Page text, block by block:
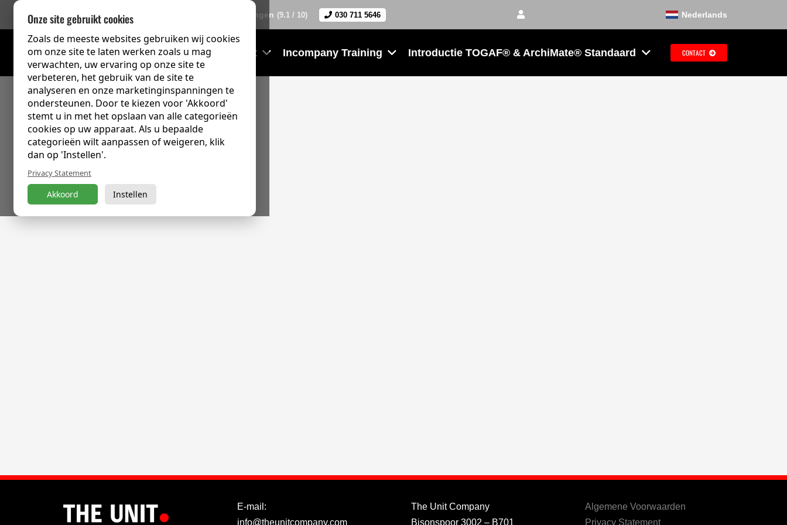
756 Beoordelingen (9.1 / 10) 030 711 5646 Nederlands
Trainingsoverzicht Incompany Training Introductie TOGAF® & ArchiMate® Standaard CONTACT
E-mail:
info@theunitcompany.com
The Unit Company
Bisonspoor 3002 – B701
Algemene Voorwaarden
Privacy Statement
Onze site gebruikt cookies
Zoals de meeste websites gebruiken wij cookies
om onze site te laten werken zoals u mag
verwachten, uw ervaring op onze site te
verbeteren, het gebruik van de site te
analyseren en onze marketinginspanningen te
ondersteunen. Door te kiezen voor 'Akkoord'
stemt u in met het opslaan van alle categorieën
cookies op uw apparaat. Als u bepaalde
categorieën wilt aanpassen of weigeren, klik
dan op 'Instellen'.
Privacy Statement
Akkoord Instellen